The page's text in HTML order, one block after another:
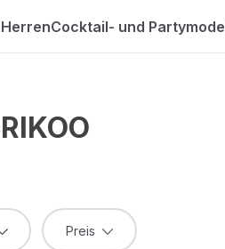
HerrenCocktail- und Partymode
Preis